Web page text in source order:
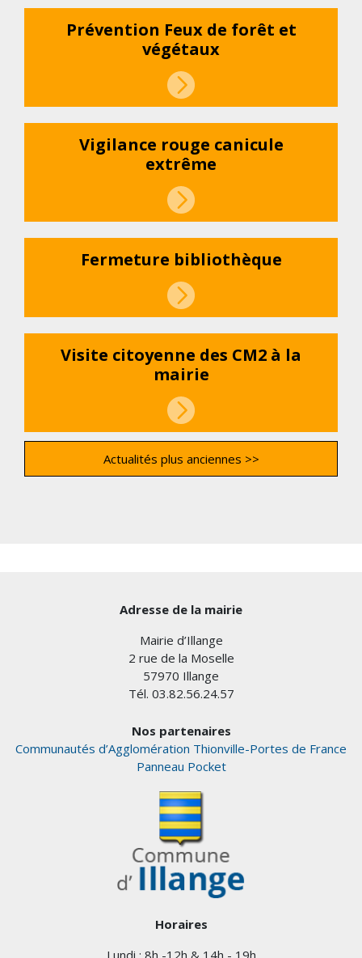
Prévention Feux de forêt et
végétaux
Vigilance rouge canicule
extrême
Fermeture bibliothèque
Visite citoyenne des CM2 à la
mairie
Actualités plus anciennes >>
Adresse de la mairie
Mairie d’Illange
2 rue de la Moselle
57970 Illange
Tél. 03.82.56.24.57
Nos partenaires
Communautés d’Agglomération Thionville-Portes de France
Panneau Pocket
Horaires